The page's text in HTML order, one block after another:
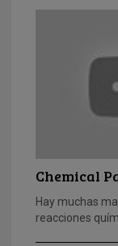
Chemical
Hay muchas
reacciones